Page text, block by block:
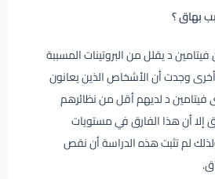
بهاق ؟
فيتامين د يقلل من البروتينات المسببة
أخرى وجدت أن الأشخاص الذين يعانون
د لديهم أقل من نظائرهم
إلا أن هذا الفارق في مستويات
لم تثبت هذه الدراسة أن نقص